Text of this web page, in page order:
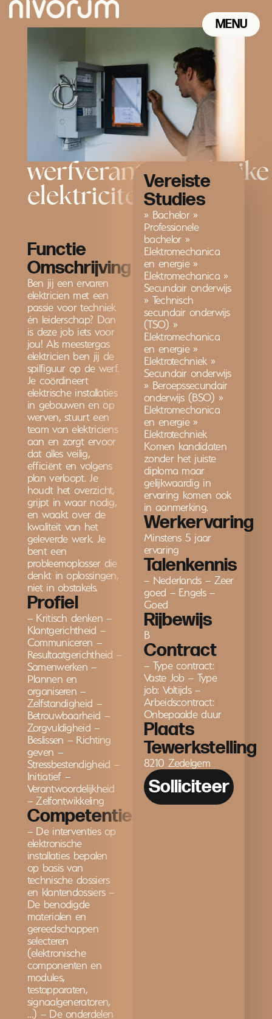
MENU
CLOSE
werfverantwoordelijke
elektriciteit
Functie
Omschrijving
Ben jij een ervaren
elektricien met een
passie voor techniek
én leiderschap? Dan
is deze job iets voor
jou! Als meestergas
elektricien ben jij de
spilfiguur op de werf.
Je coördineert
elektrische installaties
in gebouwen en op
werven, stuurt een
team van elektriciens
aan en zorgt ervoor
dat alles veilig,
efficiënt en volgens
plan verloopt. Je
houdt het overzicht,
grijpt in waar nodig,
en waakt over de
kwaliteit van het
geleverde werk. Je
bent een
probleemoplosser die
denkt in oplossingen,
niet in obstakels.
Profiel
– Kritisch denken –
Klantgerichtheid –
Communiceren –
Resultaatgerichtheid –
Samenwerken –
Plannen en
organiseren –
Zelfstandigheid –
Betrouwbaarheid –
Zorgvuldigheid –
Beslissen – Richting
geven –
Stressbestendigheid –
Initiatief –
Verantwoordelijkheid
– Zelfontwikkeling
Competenties
– De interventies op
elektronische
installaties bepalen
op basis van
technische dossiers
en klantendossiers –
De benodigde
materialen en
gereedschappen
selecteren
(elektronische
componenten en
modules,
testapparaten,
signaalgeneratoren,
…) – De onderdelen
Vereiste
Studies
» Bachelor »
Professionele
bachelor »
Elektromechanica
en energie »
Elektromechanica »
Secundair onderwijs
» Technisch
secundair onderwijs
(TSO) »
Elektromechanica
en energie »
Elektrotechniek »
Secundair onderwijs
» Beroepssecundair
onderwijs (BSO) »
Elektromechanica
en energie »
Elektrotechniek
Komen kandidaten
zonder het juiste
diploma maar
gelijkwaardig in
ervaring komen ook
in aanmerking.
Werkervaring
Minstens 5 jaar
ervaring
Talenkennis
– Nederlands – Zeer
goed – Engels –
Goed
Rijbewijs
B
Contract
– Type contract:
Vaste Job – Type
job: Voltijds –
Arbeidscontract:
Onbepaalde duur
Plaats
Tewerkstelling
8210 Zedelgem
Solliciteer